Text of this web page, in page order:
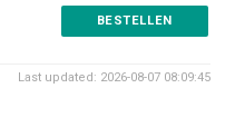
BESTELLEN
Last updated: 2026-08-07 08:09:45